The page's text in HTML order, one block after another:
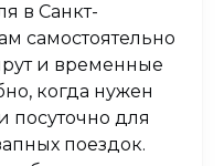
в Санкт-
самостоятельно
и временные
когда нужен
посуточно для
поездок.